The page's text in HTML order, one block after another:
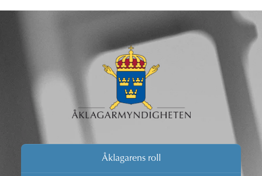
Åklagarens roll